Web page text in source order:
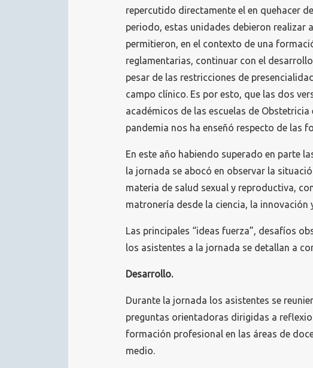
repercutido directamente el en quehacer
periodo, estas unidades debieron realizar
permitieron, en el contexto de una
reglamentarias, continuar con el
pesar de las restricciones de
campo clínico. Es por esto, que las dos
académicos de las escuelas de
pandemia nos ha enseñó respecto de las
En este año habiendo superado en parte
la jornada se abocó en observar la
materia de salud sexual y reproductiva,
matronería desde la ciencia, la innovación
Las principales “ideas fuerza”, desafíos
los asistentes a la jornada se detallan a
Desarrollo.
Durante la jornada los asistentes se
preguntas orientadoras dirigidas a
formación profesional en las áreas de
medio.